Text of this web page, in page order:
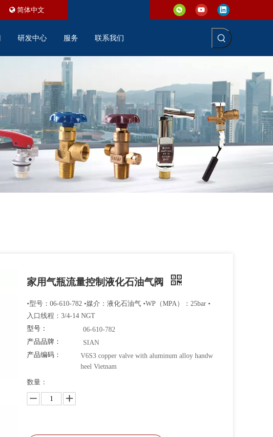
简体中文
研发中心 服务 联系我们
家用气瓶流量控制液化石油气阀
•型号：06-610-782 •媒介：液化石油气 •WP（MPA）：25bar •
入口线程：3/4-14 NGT
型号：
06-610-782
产品品牌：
SIAN
产品编码：
V6S3 copper valve with aluminum alloy handw
heel Vietnam
数量：